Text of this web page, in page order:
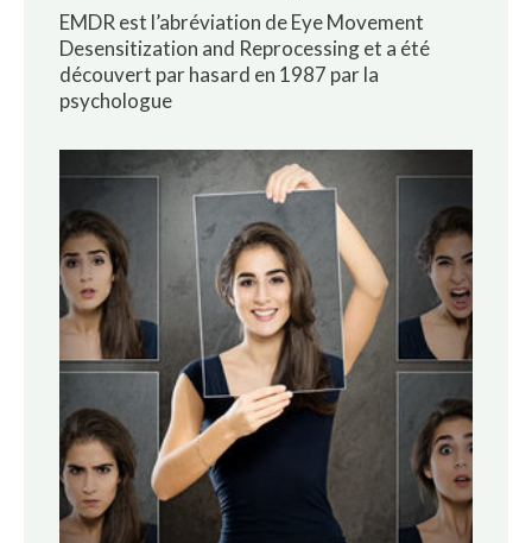
EMDR est l’abréviation de Eye Movement
Desensitization and Reprocessing et a été
découvert par hasard en 1987 par la
psychologue